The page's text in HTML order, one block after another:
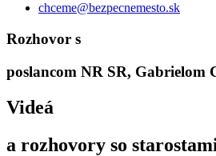
chceme@bezpecnemesto.sk
Rozhovor s
poslancom NR SR, Gabrielom
Videá
a rozhovory so